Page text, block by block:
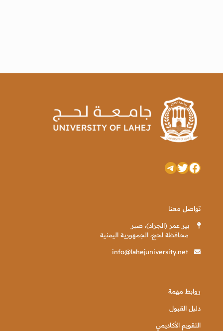
فيسبوك
تويترتيليجرام
تواصل معنا
بير عمر (الجراد)، صبر
محافظة لحج، الجمهورية اليمنية
info@lahejuniversity.net
روابط مهمة
دليل القبول
التقويم الأكاديمي